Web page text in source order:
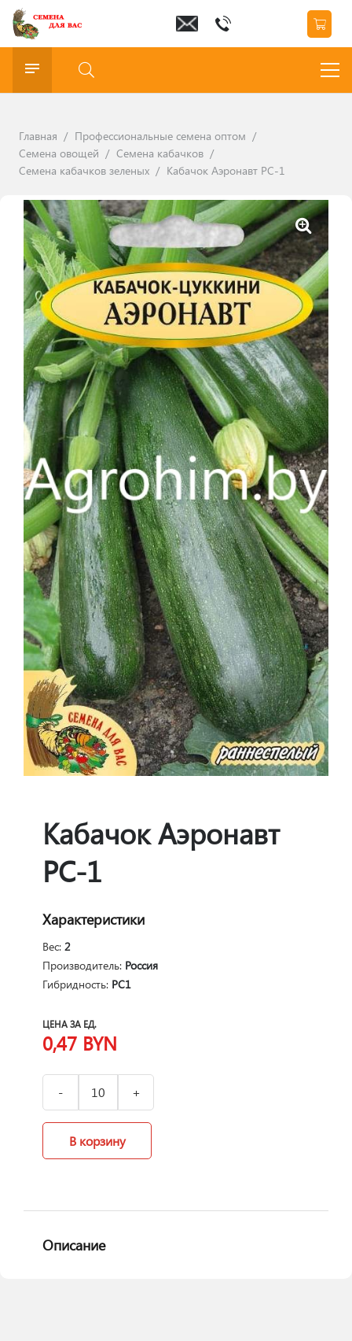
Главная / Профессиональные семена оптом /
Семена овощей / Семена кабачков /
Семена кабачков зеленых / Кабачок Аэронавт РС-1
Кабачок Аэронавт
РС-1
Характеристики
Вес: 2
Производитель: Россия
Гибридность: РС1
ЦЕНА ЗА ЕД.
0,47 BYN
В корзину
Описание